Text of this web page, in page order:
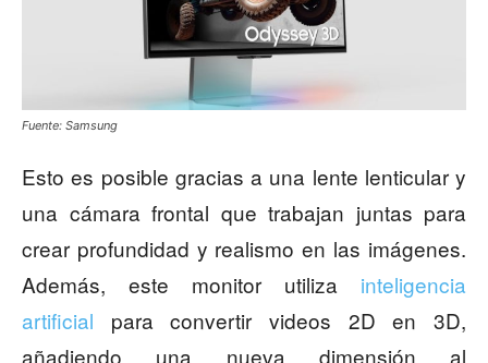
Fuente: Samsung
Esto es posible gracias a una lente lenticular y
una cámara frontal que trabajan juntas para
crear profundidad y realismo en las imágenes.
Además, este monitor utiliza inteligencia
artificial para convertir videos 2D en 3D,
añadiendo una nueva dimensión al